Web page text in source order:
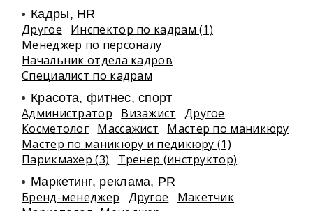
Кадры, HR
Другое
Инспектор по кадрам (1)
Менеджер по персоналу
Начальник отдела кадров
Специалист по кадрам
Красота, фитнес, спорт
Администратор Визажист
Другое
Косметолог Массажист
Мастер по маникюру
Мастер по маникюру и педикюру (1)
Парикмахер (3)
Тренер (инструктор)
Маркетинг, реклама, PR
Бренд-менеджер Другое
Макетчик